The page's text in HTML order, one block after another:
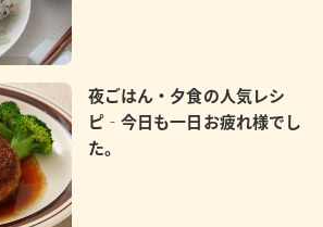
夜ごはん・夕食の人気レシ
ピ‐今日も一日お疲れ様でし
た。